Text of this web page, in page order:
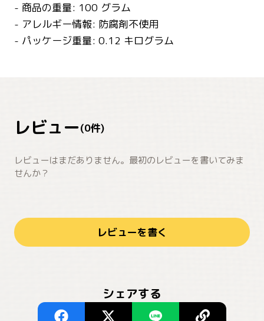
- 商品の重量: 100 グラム
- アレルギー情報: 防腐剤不使用
- パッケージ重量: 0.12 キログラム
レビュー(0件)
レビューはまだありません。最初のレビューを書いてみま
せんか？
レビューを書く
シェアする